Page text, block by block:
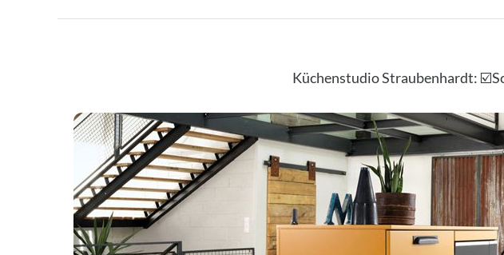
Küchenstudio Straubenhardt: